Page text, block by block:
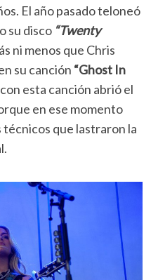
El año pasado teloneó
su disco “Twenty
ni menos que Chris
su canción “Ghost In
esta canción abrió el
en ese momento
que lastraron la